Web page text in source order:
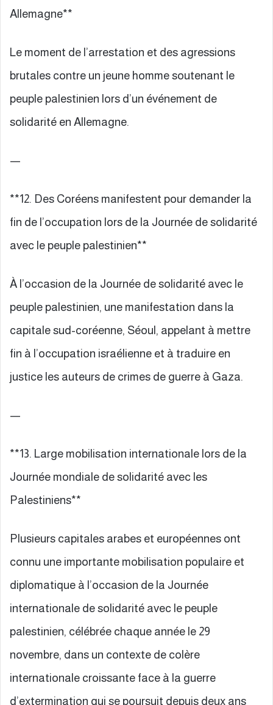
Allemagne**
Le moment de l’arrestation et des agressions
brutales contre un jeune homme soutenant le
peuple palestinien lors d’un événement de
solidarité en Allemagne.
—
**12. Des Coréens manifestent pour demander la
fin de l’occupation lors de la Journée de solidarité
avec le peuple palestinien**
À l’occasion de la Journée de solidarité avec le
peuple palestinien, une manifestation dans la
capitale sud-coréenne, Séoul, appelant à mettre
fin à l’occupation israélienne et à traduire en
justice les auteurs de crimes de guerre à Gaza.
—
**13. Large mobilisation internationale lors de la
Journée mondiale de solidarité avec les
Palestiniens**
Plusieurs capitales arabes et européennes ont
connu une importante mobilisation populaire et
diplomatique à l’occasion de la Journée
internationale de solidarité avec le peuple
palestinien, célébrée chaque année le 29
novembre, dans un contexte de colère
internationale croissante face à la guerre
d’extermination qui se poursuit depuis deux ans